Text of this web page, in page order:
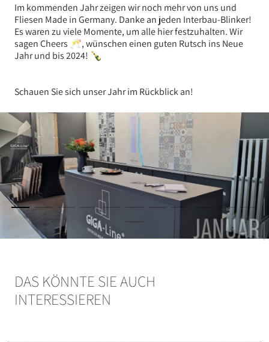
Im kommenden Jahr zeigen wir noch mehr von uns und
Fliesen Made in Germany. Danke an jeden Interbau-Blinker!
Es waren zu viele Momente, um alle hier festzuhalten. Wir
sagen Cheers 🥂, wünschen einen guten Rutsch ins Neue
Jahr und bis 2024! 🍾
Schauen Sie sich unser Jahr im Rückblick an!
DAS KÖNNTE SIE AUCH
INTERESSIEREN